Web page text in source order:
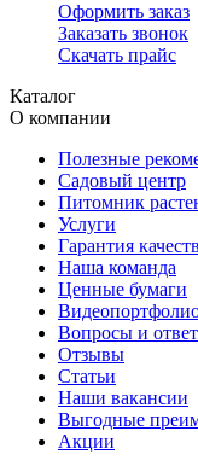
Оформить заказ
Заказать звонок
Скачать прайс
Каталог
О компании
Полезные
Садовый центр
Питомник
Услуги
Гарантия
Наша команда
Ценные бумаги
Вопросы и
Отзывы
Статьи
Наши вакансии
Выгодные
Акции